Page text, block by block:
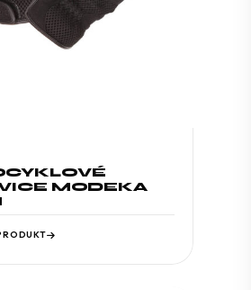
MODEKA